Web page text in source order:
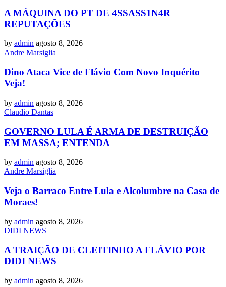
A MÁQUINA DO PT DE 4SSASS1N4R
REPUTAÇÕES
by admin agosto 8, 2026
Andre Marsiglia
Dino Ataca Vice de Flávio Com Novo Inquérito
Veja!
by admin agosto 8, 2026
Claudio Dantas
GOVERNO LULA É ARMA DE DESTRUIÇÃO
EM MASSA; ENTENDA
by admin agosto 8, 2026
Andre Marsiglia
Veja o Barraco Entre Lula e Alcolumbre na Casa de
Moraes!
by admin agosto 8, 2026
DIDI NEWS
A TRAIÇÃO DE CLEITINHO A FLÁVIO POR
DIDI NEWS
by admin agosto 8, 2026